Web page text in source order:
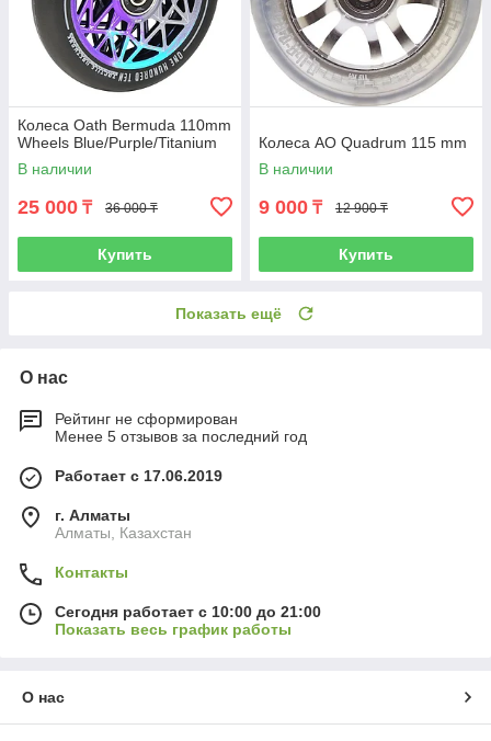
Колеса Oath Bermuda 110mm
Wheels Blue/Purple/Titanium
В наличии
25 000 ₸ 36 000 ₸
Купить
Колеса AO Quadrum 115 mm
В наличии
9 000 ₸ 12 900 ₸
Купить
Показать ещё
О нас
Рейтинг не сформирован
Менее 5 отзывов за последний год
Работает с 17.06.2019
г. Алматы
Алматы, Казахстан
Контакты
Сегодня работает с 10:00 до 21:00
Показать весь график работы
О нас